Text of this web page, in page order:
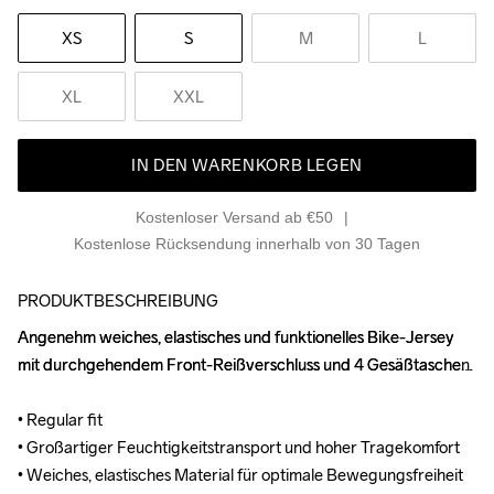
XS S M L
XL XXL
IN DEN WARENKORB LEGEN
Kostenloser Versand ab €50
Kostenlose Rücksendung innerhalb von 30 Tagen
PRODUKTBESCHREIBUNG
Angenehm weiches, elastisches und funktionelles Bike-Jersey
mit durchgehendem Front-Reißverschluss und 4 Gesäßtaschen.
• Regular fit
• Großartiger Feuchtigkeitstransport und hoher Tragekomfort
• Weiches, elastisches Material für optimale Bewegungsfreiheit
Angenehm weiches, elastisches und funktionelles Bike-Jersey
mit durchgehendem Front-Reißverschluss und 4 Gesäßtaschen.
• Regular fit
• Großartiger Feuchtigkeitstransport und hoher Tragekomfort
• Weiches, elastisches Material für optimale Bewegungsfreiheit